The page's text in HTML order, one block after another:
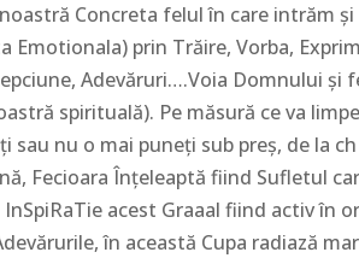
Concreta felul în care intrăm
prin Trăire, Vorba,
Adevăruri….Voia Domnului și
spirituală). Pe măsură ce va
sau nu o mai puneți sub preș, de la
Fecioara Înțeleaptă fiind Sufletul
acest Graaal fiind activ în
în această Cupa radiază